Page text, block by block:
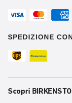
SPEDIZIONE
Scopri